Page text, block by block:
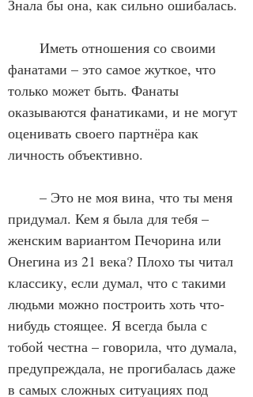
Знала бы она, как сильно ошибалась.
фанатами – это самое жуткое, что
только может быть. Фанаты
оказываются фанатиками, и не могут
оценивать своего партнёра как
личность объективно.
придумал. Кем я была для тебя –
женским вариантом Печорина или
Онегина из 21 века? Плохо ты читал
классику, если думал, что с такими
людьми можно построить хоть что-
нибудь стоящее. Я всегда была с
тобой честна – говорила, что думала,
предупреждала, не прогибалась даже
в самых сложных ситуациях под